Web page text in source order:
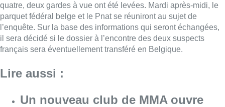
quatre, deux gardes à vue ont été levées. Mardi après-midi, le
parquet fédéral belge et le Pnat se réuniront au sujet de
l’enquête. Sur la base des informations qui seront échangées,
il sera décidé si le dossier à l’encontre des deux suspects
français sera éventuellement transféré en Belgique.
Lire aussi :
Un nouveau club de MMA ouvre